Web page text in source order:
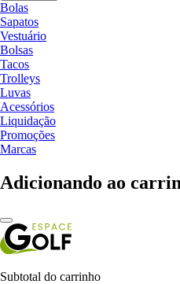
Bolas
Sapatos
Vestuário
Bolsas
Tacos
Trolleys
Luvas
Acessórios
Liquidação
Promoções
Marcas
Adicionando ao
Subtotal do carrinho